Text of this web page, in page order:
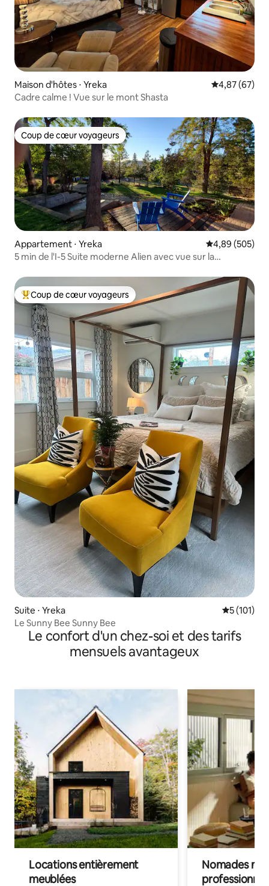
Maison d'hôtes ⋅ Yreka Évaluation
4,87 (67)
Cadre calme ! Vue sur le mont Shasta
Coup de cœur voyageurs
Coup de cœur voyageurs
Appartement ⋅ Yreka Évaluation
4,89 (505)
5 min de l'I-5 Suite moderne Alien avec vue sur la
Coups de cœur voyageurs les plus appréciés
Coup de cœur voyageurs
Suite ⋅ Yreka Évaluation
5 (101)
Le Sunny Bee Sunny Bee
Le confort d'un chez-soi et des tarifs
mensuels avantageux
Locations entièrement
meublées
Nomades